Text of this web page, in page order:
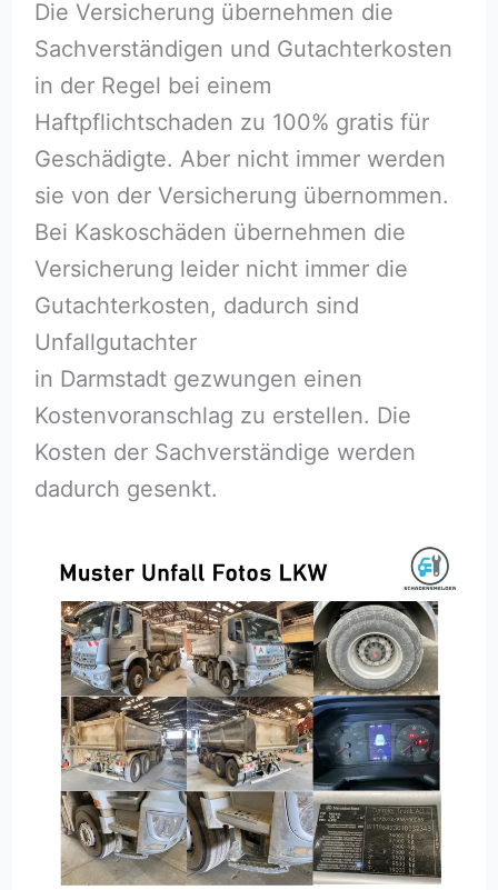
Die Versicherung übernehmen die
Sachverständigen und Gutachterkosten
in der Regel bei einem
Haftpflichtschaden zu 100% gratis für
Geschädigte. Aber nicht immer werden
sie von der Versicherung übernommen.
Bei Kaskoschäden übernehmen die
Versicherung leider nicht immer die
Gutachterkosten, dadurch sind
Unfallgutachter
in Darmstadt gezwungen einen
Kostenvoranschlag zu erstellen. Die
Kosten der Sachverständige werden
dadurch gesenkt.